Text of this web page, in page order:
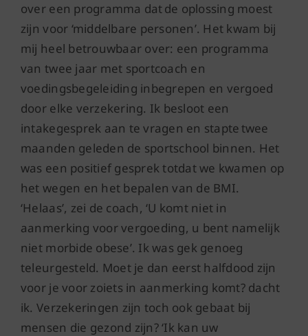
over een programma dat de oplossing moest
zijn voor ‘middelbare personen’. Het kwam bij
mij heel betrouwbaar over: een programma
van twee jaar met sportcoach en
voedingsbegeleiding inbegrepen en vergoed
door elke verzekering. Ik besloot een
intakegesprek aan te vragen en stapte twee
maanden geleden de sportschool binnen. Het
was een positief gesprek totdat we kwamen op
het wegen en het bepalen van de BMI.
‘Helaas’, zei de coach, ‘U komt niet in
aanmerking voor vergoeding, u bent namelijk
niet morbide obese’. Ik was gek genoeg
teleurgesteld. Moet je dan eerst halfdood zijn
voor je voor zoiets in aanmerking komt? dacht
ik. Verzekeringen zijn toch ook gebaat bij
mensen die gezond zijn?‘Ik kan uw